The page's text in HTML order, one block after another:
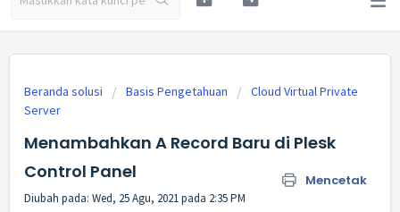
Beranda solusi Basis Pengetahuan
Cloud Virtual Private
Server
Menambahkan A Record Baru di Plesk
Control Panel
Mencetak
Diubah pada: Wed, 25 Agu, 2021 pada 2:35 PM